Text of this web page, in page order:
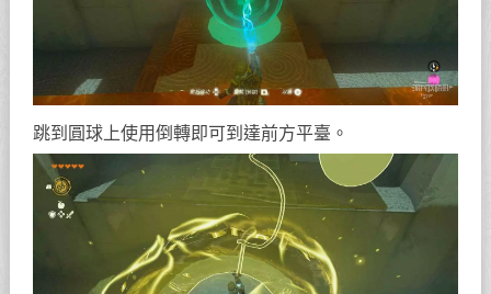
跳到圓球上使用倒轉即可到達前方平臺。